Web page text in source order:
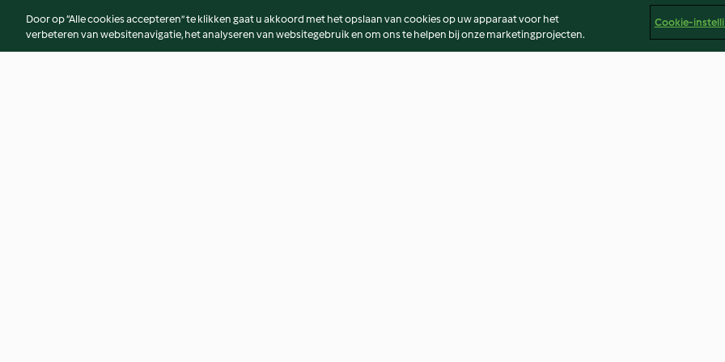
Door op “Alle cookies accepteren” te klikken gaat u akkoord met het opslaan van cookies op uw apparaat voor het
verbeteren van websitenavigatie, het analyseren van websitegebruik en om ons te helpen bij onze marketingprojecten.
Cookie-